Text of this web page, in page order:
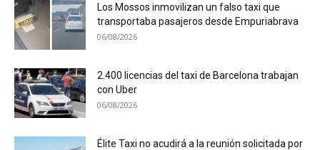
Los Mossos inmovilizan un falso taxi que
transportaba pasajeros desde Empuriabrava
06/08/2026
2.400 licencias del taxi de Barcelona trabajan
con Uber
06/08/2026
Élite Taxi no acudirá a la reunión solicitada por